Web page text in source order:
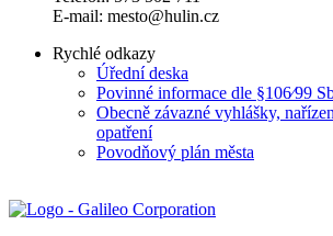
E-mail: mesto@hulin.cz
Rychlé odkazy
Úřední deska
Povinné informace dle §106⁄99
Obecně závazné vyhlášky,
opatření
Povodňový plán města